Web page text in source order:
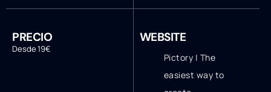
PRECIO
Desde 19€
WEBSITE
Pictory | The
easiest way to